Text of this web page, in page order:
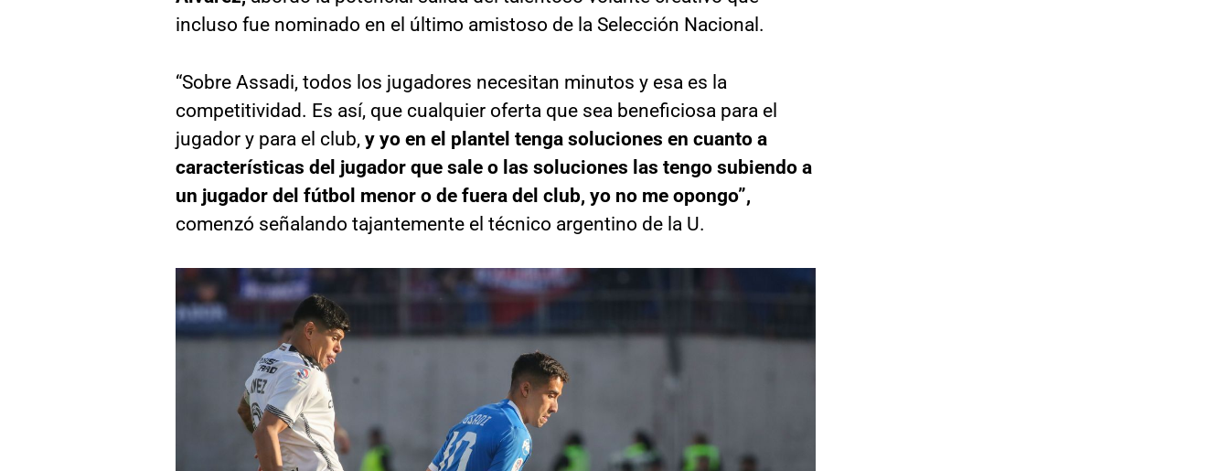
incluso fue nominado en el último amistoso de la Selección Nacional.
“Sobre Assadi, todos los jugadores necesitan minutos y esa es la
competitividad. Es así, que cualquier oferta que sea beneficiosa para el
jugador y para el club, y yo en el plantel tenga soluciones en cuanto a
características del jugador que sale o las soluciones las tengo subiendo a
un jugador del fútbol menor o de fuera del club, yo no me opongo”,
comenzó señalando tajantemente el técnico argentino de la U.